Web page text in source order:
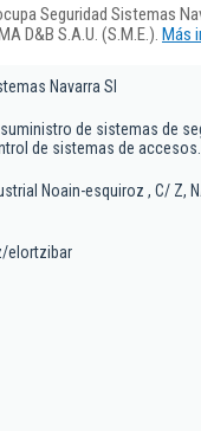
Seguridad Sistemas
D&B S.A.U. (S.M.E.). Más
Navarra Sl
de sistemas de
de sistemas de accesos.
Noain-esquiroz , C/ Z,
elortzibar